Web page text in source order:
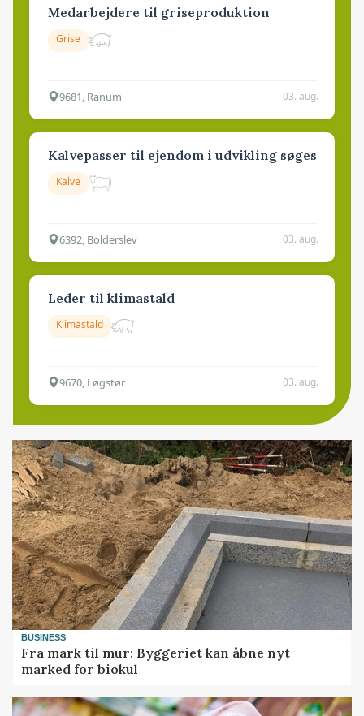
Medarbejdere til griseproduktion
Grise
9681, Ranum 03. aug.
Kalvepasser til ejendom i udvikling søges
Kalve
6392, Bolderslev 03. aug.
Leder til klimastald
Klimastald
9670, Løgstør 03. aug.
BUSINESS
Fra mark til mur: Byggeriet kan åbne nyt
marked for biokul